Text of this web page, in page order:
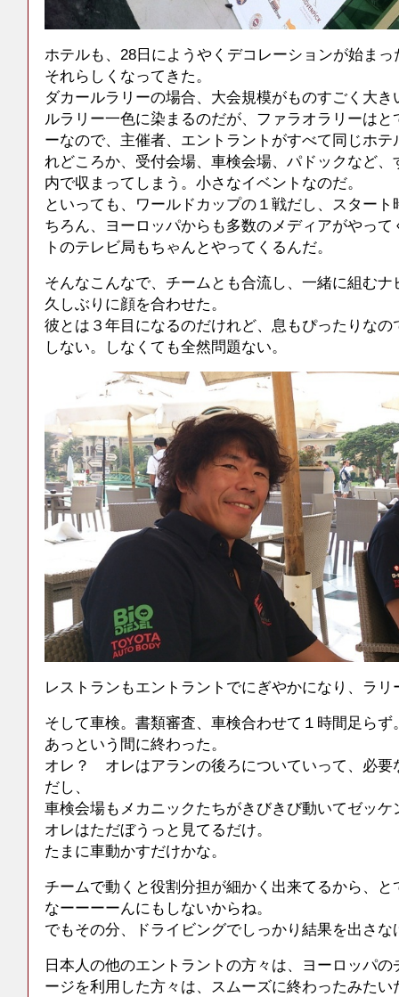
ホテルも、28日にようやくデコレーションが始まっ
それらしくなってきた。
ダカールラリーの場合、大会規模がものすごく大
ルラリー一色に染まるのだが、ファラオラリーは
ーなので、主催者、エントラントがすべて同じホ
れどころか、受付会場、車検会場、パドックなど
内で収まってしまう。小さなイベントなのだ。
といっても、ワールドカップの１戦だし、スター
ちろん、ヨーロッパからも多数のメディアがやっ
トのテレビ局もちゃんとやってくるんだ。
そんなこんなで、チームとも合流し、一緒に組む
久しぶりに顔を合わせた。
彼とは３年目になるのだけれど、息もぴったりな
しない。しなくても全然問題ない。
レストランもエントラントでにぎやかになり、ラ
そして車検。書類審査、車検合わせて１時間足らず
あっという間に終わった。
オレ？ オレはアランの後ろについていって、必要
だし、
車検会場もメカニックたちがきびきび動いてゼッケ
オレはただぼうっと見てるだけ。
たまに車動かすだけかな。
チームで動くと役割分担が細かく出来てるから、と
なーーーーんにもしないからね。
でもその分、ドライビングでしっかり結果を出さな
日本人の他のエントラントの方々は、ヨーロッパ
ージを利用した方々は、スムーズに終わったみた